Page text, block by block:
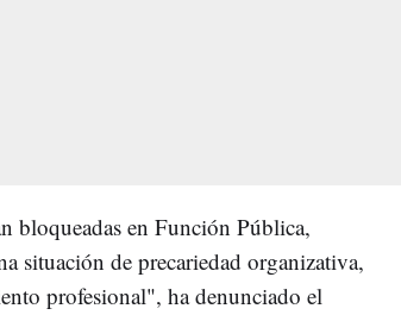
bloqueadas en Función Pública,
situación de precariedad organizativa,
profesional", ha denunciado el